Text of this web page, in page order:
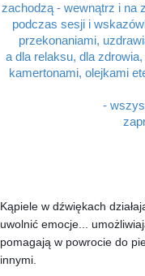
zachodzą - wewnątrz i na
podczas sesji i
przekonaniami,
a dla relaksu, dla
kamertonami, olejkami
-
Kąpiele w dźwiękach
uwolnić emocje...
pomagają w powrocie do
innymi.